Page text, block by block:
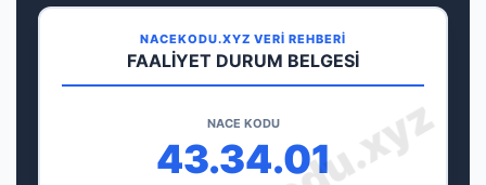
NACEKODU.XYZ VERİ REHBERİ
FAALİYET DURUM BELGESİ
NACE KODU
43.34.01